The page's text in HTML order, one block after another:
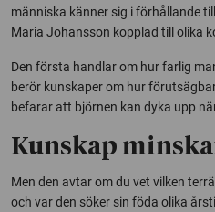
människa känner sig i förhållande
Maria Johansson kopplad till olika
Den första handlar om hur farlig
berör kunskaper om hur
befarar att björnen kan dyka upp
Kunskap
Men den avtar om du vet vilken
och var den söker sin föda olika